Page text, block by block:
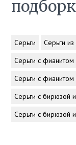
Серьги Серьги из
Серьги с фианитом
Серьги с фианитом
Серьги с бирюзой
Серьги с бирюзой